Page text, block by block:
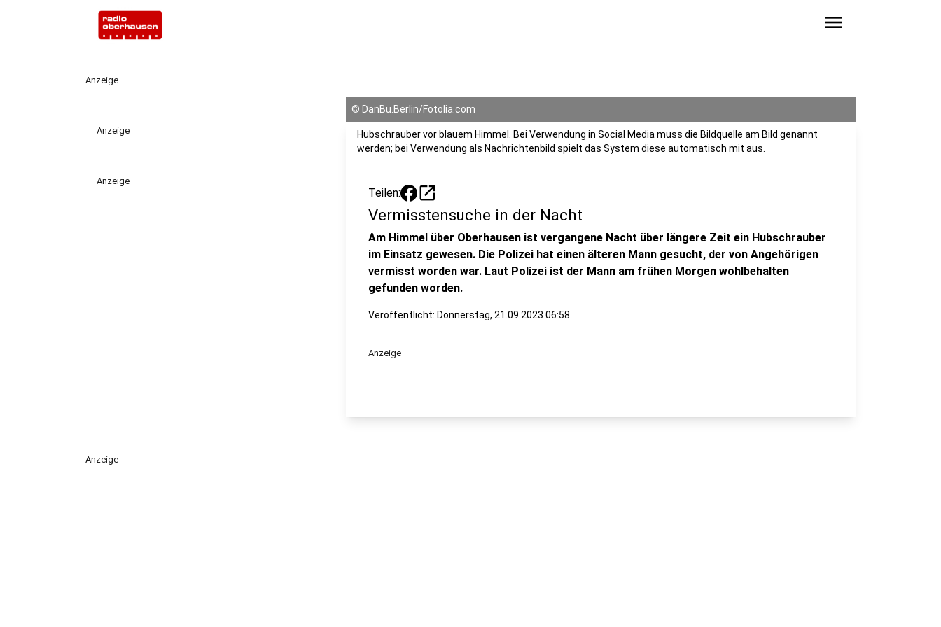
menu
Anzeige
Anzeige
Anzeige
© DanBu.Berlin/Fotolia.com
Hubschrauber vor blauem Himmel. Bei Verwendung in Social Media muss die Bildquelle am Bild genannt
werden; bei Verwendung als Nachrichtenbild spielt das System diese automatisch mit aus.
Teilen: open_in_new
Vermisstensuche in der Nacht
Am Himmel über Oberhausen ist vergangene Nacht über längere Zeit ein Hubschrauber
im Einsatz gewesen. Die Polizei hat einen älteren Mann gesucht, der von Angehörigen
vermisst worden war. Laut Polizei ist der Mann am frühen Morgen wohlbehalten
gefunden worden.
Veröffentlicht: Donnerstag, 21.09.2023 06:58
Anzeige
Anzeige